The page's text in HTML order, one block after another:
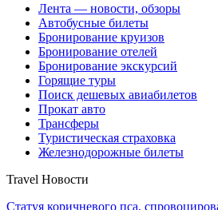
Лента — новости, обзоры
Автобусные билеты
Бронирование круизов
Бронирование отелей
Бронирование экскурсий
Горящие туры
Поиск дешевых авиабилетов
Прокат авто
Трансферы
Туристическая страховка
Железнодорожные билеты
Travel Новости
Статуя коричневого пса,